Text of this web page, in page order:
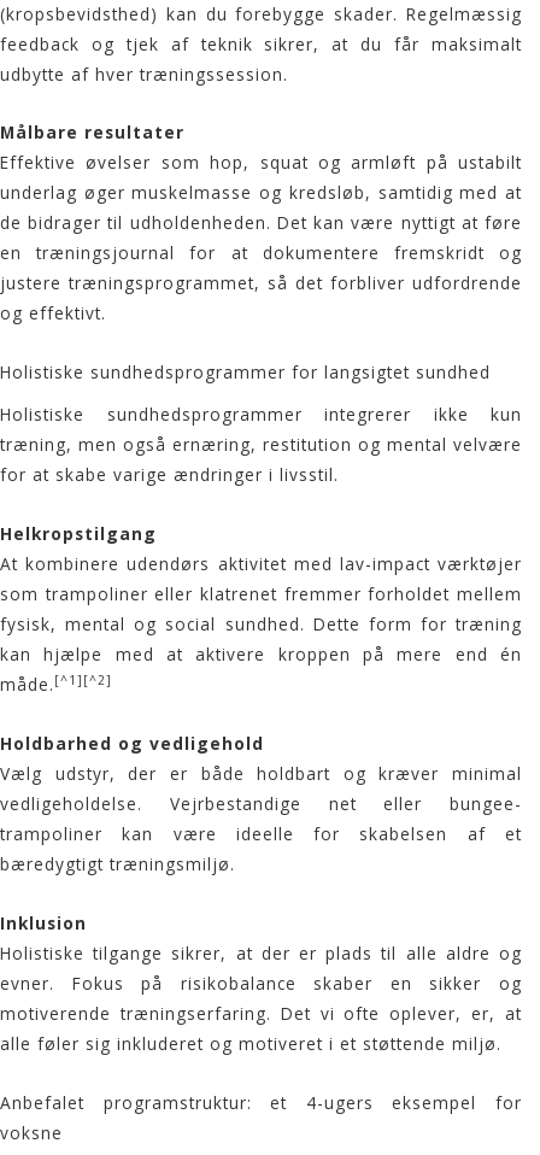
(kropsbevidsthed) kan du forebygge skader. Regelmæssig
feedback og tjek af teknik sikrer, at du får maksimalt
udbytte af hver træningssession.
Målbare resultater
Effektive øvelser som hop, squat og armløft på ustabilt
underlag øger muskelmasse og kredsløb, samtidig med at
de bidrager til udholdenheden. Det kan være nyttigt at føre
en træningsjournal for at dokumentere fremskridt og
justere træningsprogrammet, så det forbliver udfordrende
og effektivt.
Holistiske sundhedsprogrammer for langsigtet sundhed
Holistiske sundhedsprogrammer integrerer ikke kun
træning, men også ernæring, restitution og mental velvære
for at skabe varige ændringer i livsstil.
Helkropstilgang
At kombinere udendørs aktivitet med lav-impact værktøjer
som trampoliner eller klatrenet fremmer forholdet mellem
fysisk, mental og social sundhed. Dette form for træning
kan hjælpe med at aktivere kroppen på mere end én
måde. [^1] [^2]
Holdbarhed og vedligehold
Vælg udstyr, der er både holdbart og kræver minimal
vedligeholdelse. Vejrbestandige net eller bungee-
trampoliner kan være ideelle for skabelsen af et
bæredygtigt træningsmiljø.
Inklusion
Holistiske tilgange sikrer, at der er plads til alle aldre og
evner. Fokus på risikobalance skaber en sikker og
motiverende træningserfaring. Det vi ofte oplever, er, at
alle føler sig inkluderet og motiveret i et støttende miljø.
Anbefalet programstruktur: et 4-ugers eksempel for
voksne